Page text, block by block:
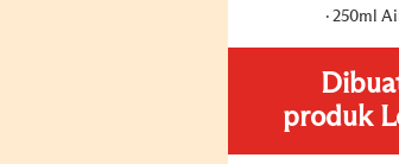
250ml
produk